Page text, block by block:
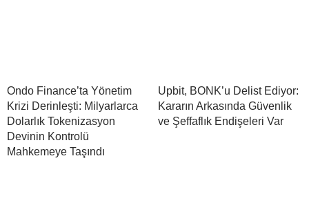
Ondo Finance’ta Yönetim
Krizi Derinleşti: Milyarlarca
Dolarlık Tokenizasyon
Devinin Kontrolü
Mahkemeye Taşındı
Upbit, BONK’u Delist Ediyor:
Kararın Arkasında Güvenlik
ve Şeffaflık Endişeleri Var